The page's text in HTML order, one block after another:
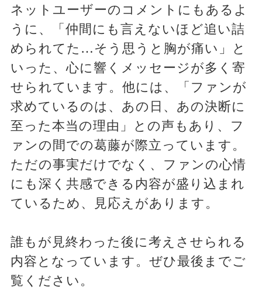
ネットユーザーのコメントにもあるよ
うに、「仲間にも言えないほど追い詰
められてた…そう思うと胸が痛い」と
いった、心に響くメッセージが多く寄
せられています。他には、「ファンが
求めているのは、あの日、あの決断に
至った本当の理由」との声もあり、フ
ァンの間での葛藤が際立っています。
ただの事実だけでなく、ファンの心情
にも深く共感できる内容が盛り込まれ
ているため、見応えがあります。
誰もが見終わった後に考えさせられる
内容となっています。ぜひ最後までご
覧ください。